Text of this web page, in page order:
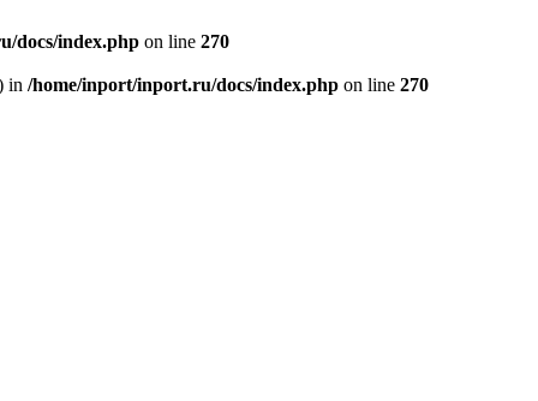
docs/index.php on line 270
in /home/inport/inport.ru/docs/index.php on line 270